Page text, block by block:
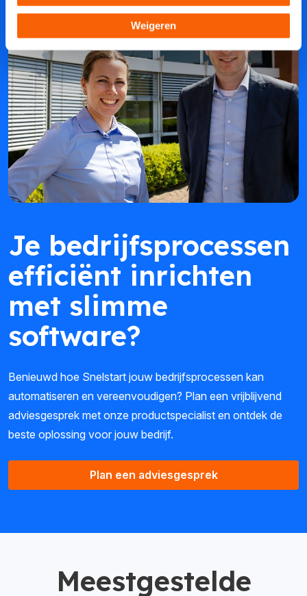
Weigeren
Je bedrijfsprocessen
efficiënt inrichten
met slimme
software?
Benieuwd hoe Snelstart jouw bedrijfsprocessen kan
automatiseren en vereenvoudigen? Plan een vrijblijvend
adviesgesprek met onze productspecialist en ontdek de
beste oplossing voor jouw bedrijf.
Plan een adviesgesprek
Meestgestelde